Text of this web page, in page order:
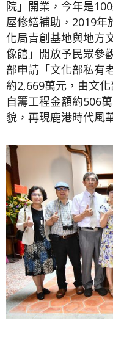
院」開業，今年是
屋修繕補助，2019年
化局青創基地與地方
像館」開放予民眾參
部申請「文化部私有
約2,669萬元，由文
自籌工程金額約506
貌，再現鹿港時代風